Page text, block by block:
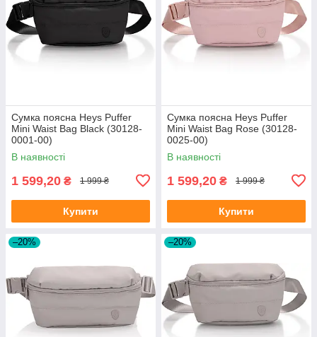
Сумка поясна Heys Puffer
Mini Waist Bag Black (30128-
0001-00)
В наявності
1 599,20 ₴ 1 999 ₴
Купити
Сумка поясна Heys Puffer
Mini Waist Bag Rose (30128-
0025-00)
В наявності
1 599,20 ₴ 1 999 ₴
Купити
–20% –20%